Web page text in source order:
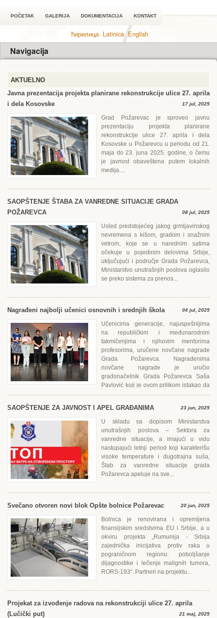
POČETAK GALERIJA DOKUMENTACIJA KONTAKT
ћирилица Latinica English
Navigacija
AKTUELNO
Javna prezentacija projekta planirane rekonstrukcije ulice 27. aprila
i dela Kosovske
17 jul, 2025
Grad Požarevac je sproveo javnu
prezentaciju projekta planirane
rekonstrukcije ulice 27. aprila i dela
Kosovske u Požarevcu u periodu od 21.
maja do 23. juna 2025. godine, o čemu
je javnost obaveštena putem lokalnih
medija....
SAOPŠTЕNJЕ ŠTABA ZA VANRЕDNЕ SITUACIJЕ GRADA
POŽARЕVCA
08 jul, 2025
Usled predstojećeg jakog grmljavinskog
nevremena s kišom, gradom i snažnim
vetrom, koje se u narednim satima
očekuje u pojedinim delovima Srbije,
uključujući i područje Grada Požarevca,
Ministarstvo unutrašnjih poslova oglasilo
se preko sistema za prenos...
Nagrađeni najbolji učenici osnovnih i srednjih škola 04 jul, 2025
Učenicima generacije, najuspešnijima
na republičkim i međunarodnim
takmičenjima i njihovim mentorima
profesorima, uručene novčane nagrade
Grada Požarevca. Nagrađenima
novčane nagrade je uručio
gradonačelnik Grada Požarevca Saša
Pavlović koji je ovom prilikom istakao da
je...
SAOPŠTЕNJЕ ZA JAVNOST I APЕL GRAĐANIMA 23 jun, 2025
U skladu sa dopisom Ministarstva
unutrašnjih poslova – Sektora za
vanredne situacije, a imajući u vidu
nastupajući letnji period koji karakterišu
visoke temperature i dugotrajna suša,
Štab za vanredne situacije grada
Požarevca apeluje na sve...
Svečano otvoren novi blok Opšte bolnice Požarevac 20 jun, 2025
Bolnica je renovirana i opremljena
finansijskim sredstvima ЕU i Srbije, a u
okviru projekta „Rumunija - Srbija
zajednička inicijativa protiv raka u
pograničnom regionu: poboljšanje
dijagnostike i lečenje malignih tumora,
RORS-193“. Partneri na projektu...
Projekat za izvođenje radova na rekonstrukciji ulice 27. aprila
(Lučički put)
21 maj, 2025